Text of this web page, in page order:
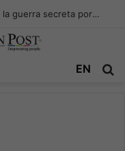
Los narcos invisibles de Colombia: la guerra secreta por la verdad, el poder y la nueva economía de la droga
EN